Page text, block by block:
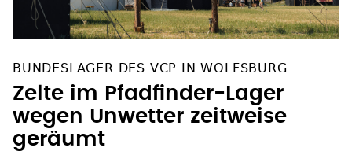
BUNDESLAGER DES VCP IN WOLFSBURG
Zelte im Pfadfinder-Lager
wegen Unwetter zeitweise
geräumt